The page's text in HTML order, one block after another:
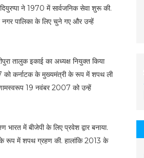
ने 1970 में सार्वजनिक सेवा शुरू की.
नगर पालिका के लिए चुने गए और उन्हें
तालुक इकाई का अध्यक्ष नियुक्त किया
को कर्नाटक के मुख्यमंत्री के रूप में शपथ ली
19 नवंबर 2007 को उन्हें
भारत में बीजेपी के लिए प्रवेश द्वार बनाया.
रूप में शपथ ग्रहण की. हालांकि 2013 के